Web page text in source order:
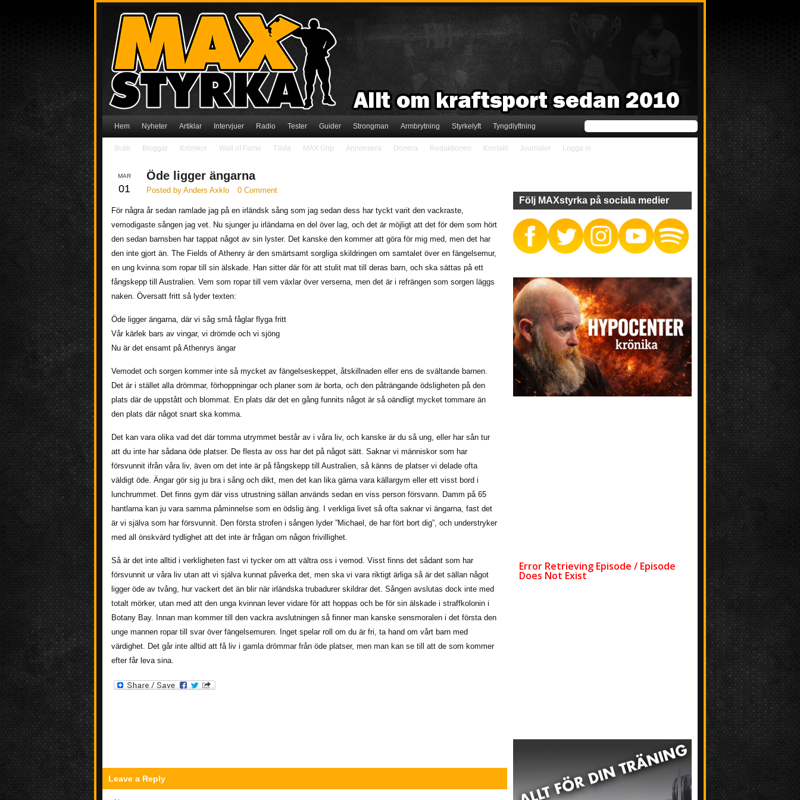
Hem Nyheter Artiklar Intervjuer Radio Tester Guider Strongman Armbrytning Styrkelyft Tyngdlyftning
Butik Bloggar Krönikor Wall of Fame Tävla MAX Grip Annonsera Donera Redaktionen Kontakt Journaler Logga in
MAR
01
Öde ligger ängarna
Posted by Anders Axklo 0 Comment
För några år sedan ramlade jag på en irländsk sång som jag sedan dess har tyckt varit den vackraste,
vemodigaste sången jag vet. Nu sjunger ju irländarna en del över lag, och det är möjligt att det för dem som hört
den sedan barnsben har tappat något av sin lyster. Det kanske den kommer att göra för mig med, men det har
den inte gjort än. The Fields of Athenry är den smärtsamt sorgliga skildringen om samtalet över en fängelsemur,
en ung kvinna som ropar till sin älskade. Han sitter där för att stulit mat till deras barn, och ska sättas på ett
fångskepp till Australien. Vem som ropar till vem växlar över verserna, men det är i refrängen som sorgen läggs
naken. Översatt fritt så lyder texten:
Öde ligger ängarna, där vi såg små fåglar flyga fritt
Vår kärlek bars av vingar, vi drömde och vi sjöng
Nu är det ensamt på Athenrys ängar
Vemodet och sorgen kommer inte så mycket av fängelseskeppet, åtskillnaden eller ens de svältande barnen.
Det är i stället alla drömmar, förhoppningar och planer som är borta, och den påträngande ödsligheten på den
plats där de uppstått och blommat. En plats där det en gång funnits något är så oändligt mycket tommare än
den plats där något snart ska komma.
Det kan vara olika vad det där tomma utrymmet består av i våra liv, och kanske är du så ung, eller har sån tur
att du inte har sådana öde platser. De flesta av oss har det på något sätt. Saknar vi människor som har
försvunnit ifrån våra liv, även om det inte är på fångskepp till Australien, så känns de platser vi delade ofta
väldigt öde. Ängar gör sig ju bra i sång och dikt, men det kan lika gärna vara källargym eller ett visst bord i
lunchrummet. Det finns gym där viss utrustning sällan används sedan en viss person försvann. Damm på 65
hantlarna kan ju vara samma påminnelse som en ödslig äng. I verkliga livet så ofta saknar vi ängarna, fast det
är vi själva som har försvunnit. Den första strofen i sången lyder ”Michael, de har fört bort dig”, och understryker
med all önskvärd tydlighet att det inte är frågan om någon frivillighet.
Så är det inte alltid i verkligheten fast vi tycker om att vältra oss i vemod. Visst finns det sådant som har
försvunnit ur våra liv utan att vi själva kunnat påverka det, men ska vi vara riktigt ärliga så är det sällan något
ligger öde av tvång, hur vackert det än blir när irländska trubadurer skildrar det. Sången avslutas dock inte med
totalt mörker, utan med att den unga kvinnan lever vidare för att hoppas och be för sin älskade i straffkolonin i
Botany Bay. Innan man kommer till den vackra avslutningen så finner man kanske sensmoralen i det första den
unge mannen ropar till svar över fängelsemuren. Inget spelar roll om du är fri, ta hand om vårt barn med
värdighet. Det går inte alltid att få liv i gamla drömmar från öde platser, men man kan se till att de som kommer
efter får leva sina.
Leave a Reply
Följ MAXstyrka på sociala medier